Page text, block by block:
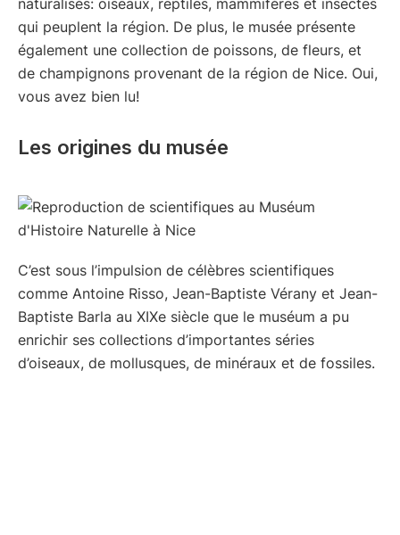
qui peuplent la région. De plus, le musée présente
également une collection de poissons, de fleurs, et
de champignons provenant de la région de Nice. Oui,
vous avez bien lu!
Les origines du musée
C’est sous l’impulsion de célèbres scientifiques
comme Antoine Risso, Jean-Baptiste Vérany et Jean-
Baptiste Barla au XIXe siècle que le muséum a pu
enrichir ses collections d’importantes séries
d’oiseaux, de mollusques, de minéraux et de fossiles.